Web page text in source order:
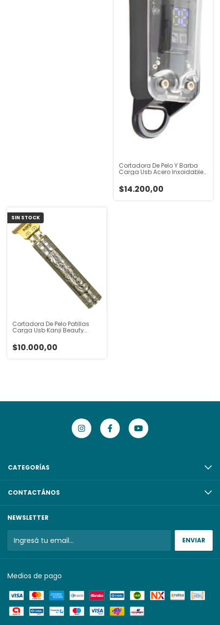
Cortadora De Pelo Y Barba
Carga Usb Acero Inxoidable
$14.200,00
SIN STOCK
Cortadora De Pelo Patillas
Carga Usb Kanji Beauty
$10.000,00
CATEGORÍAS
CONTACTÁNOS
NEWSLETTER
Medios de pago